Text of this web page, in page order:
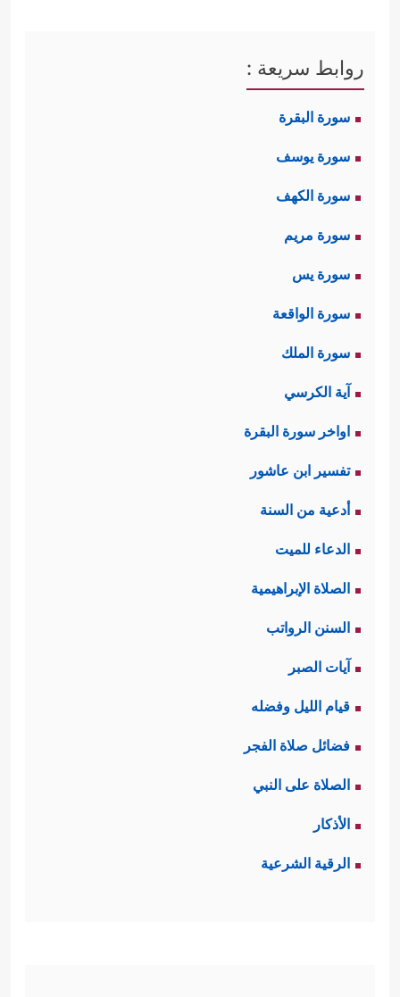
روابط سريعة :
سورة البقرة
سورة يوسف
سورة الكهف
سورة مريم
سورة يس
سورة الواقعة
سورة الملك
آية الكرسي
اواخر سورة البقرة
تفسير ابن عاشور
أدعية من السنة
الدعاء للميت
الصلاة الإبراهيمية
السنن الرواتب
آيات الصبر
قيام الليل وفضله
فضائل صلاة الفجر
الصلاة على النبي
الأذكار
الرقية الشرعية